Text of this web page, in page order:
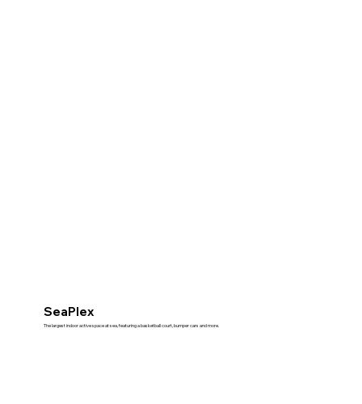
SeaPlex
The largest indoor active space at sea, featuring a basketball court, bumper cars and more.